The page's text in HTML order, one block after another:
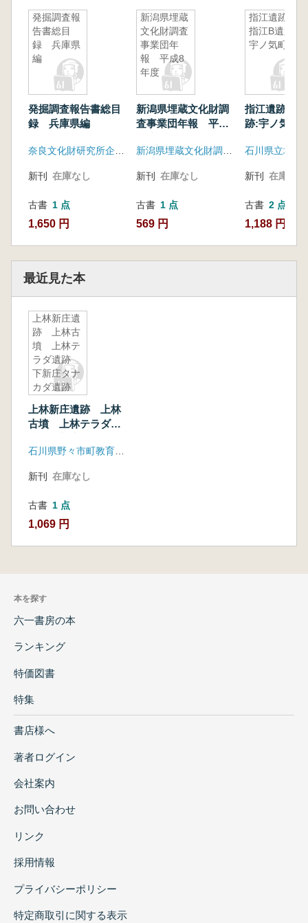
発掘調査報
告書総目
録 兵庫県
編
発掘調査報告書総目
録 兵庫県編
新刊 在庫なし
古書 1 点
1,650 円
新潟県埋蔵
文化財調査
事業団年
報 平成8
年度
新潟県埋蔵文化財調
査事業団年報 平成8
新刊 在庫なし
古書 1 点
569 円
指江遺跡
指江B遺跡:
宇ノ気町
指江遺跡 指
跡:宇ノ気町
新刊 在庫なし
古書 2 点
1,188 円~
最近見た本
上林新庄遺
跡 上林古
墳 上林テ
ラダ遺跡
下新庄タナ
カダ遺跡
上林新庄遺跡 上林
古墳 上林テラダ遺
遺跡
石川県野々市町教育委員会
新刊 在庫なし
古書 1 点
1,069 円
本を探す
六一書房の本
ランキング
特価図書
特集
書店様へ
著者ログイン
会社案内
お問い合わせ
リンク
採用情報
プライバシーポリシー
特定商取引に関する表示